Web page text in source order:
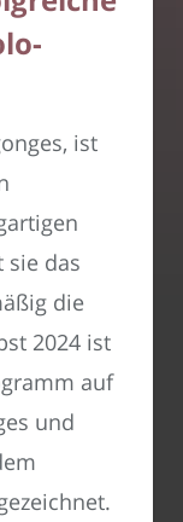
ist
sie das
die
2024 ist
auf
und